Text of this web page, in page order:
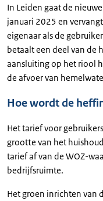
In Leiden gaat de
januari 2025 en
eigenaar als de
betaalt een deel van de
aansluiting op het riool
de afvoer van
Hoe wordt de
Het tarief voor
grootte van het
tarief af van de WOZ-
bedrijfsruimte.
Het groen inrichten van